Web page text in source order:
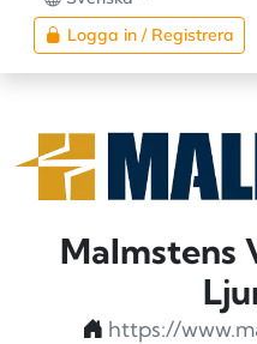
Logga in / Registrera
Malmstens
https://